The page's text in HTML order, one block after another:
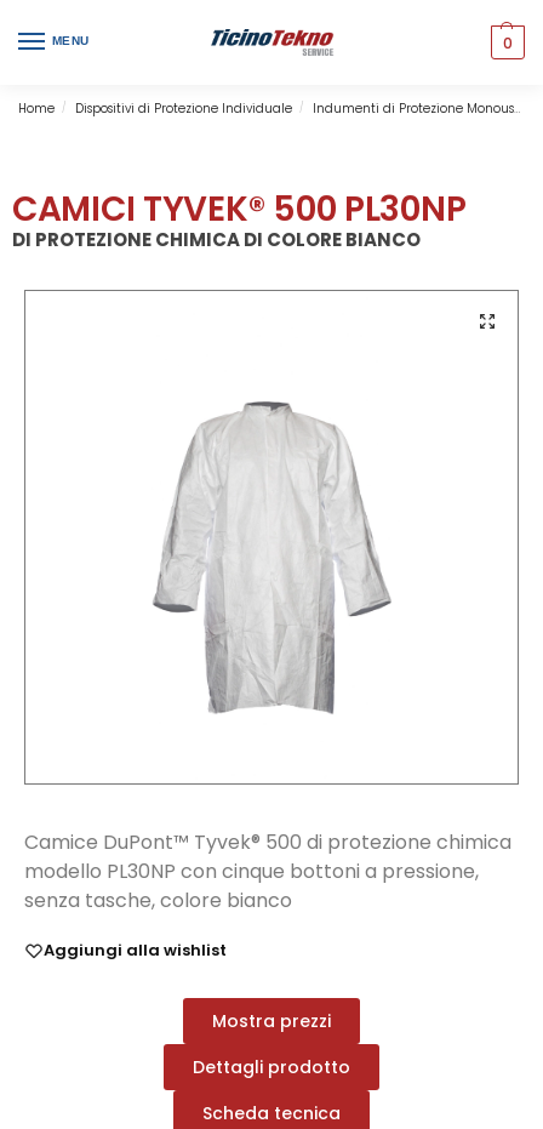
MENU 0
Home / Dispositivi di Protezione Individuale / Indumenti di Protezione Monouso
CAMICI TYVEK® 500 PL30NP
DI PROTEZIONE CHIMICA DI COLORE BIANCO
Camice DuPont™ Tyvek® 500 di protezione chimica
modello PL30NP con cinque bottoni a pressione,
senza tasche, colore bianco
Aggiungi alla wishlist
Mostra prezzi
Dettagli prodotto
Scheda tecnica